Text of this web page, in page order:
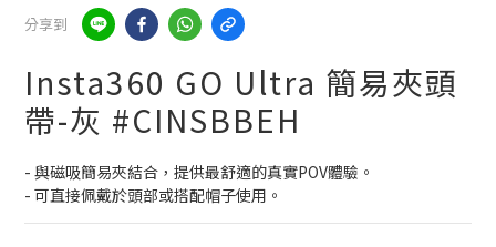
分享到
Insta360 GO Ultra 簡易夾頭
帶-灰 #CINSBBEH
- 與磁吸簡易夾結合，提供最舒適的真實POV體驗。
- 可直接佩戴於頭部或搭配帽子使用。